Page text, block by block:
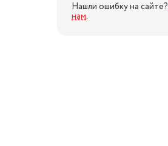
Нашли ошибку на сайте?
нам.